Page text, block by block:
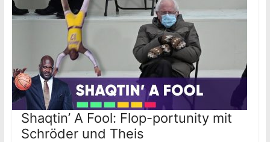
Shaqtin’ A Fool: Flop-portunity mit
Schröder und Theis